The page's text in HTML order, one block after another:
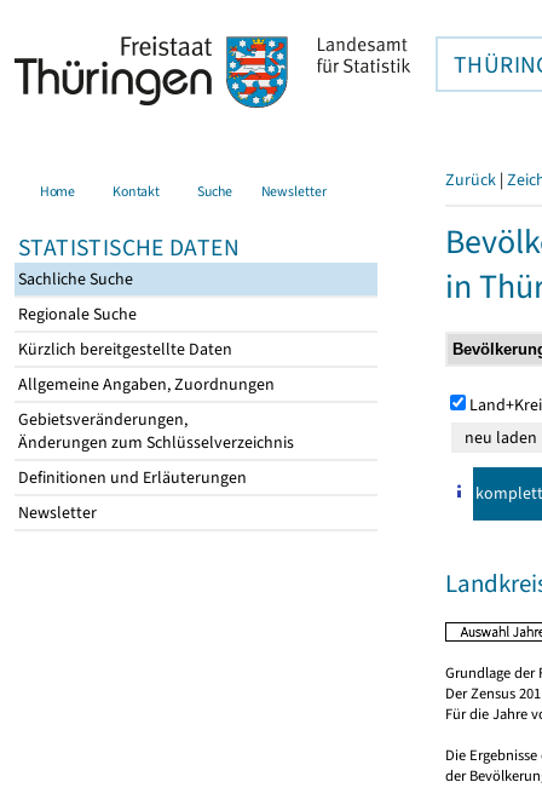
Home Kontakt Suche Newsletter
STATISTISCHE DATEN
Sachliche Suche
Regionale Suche
Kürzlich bereitgestellte Daten
Allgemeine Angaben, Zuordnungen
Gebietsveränderungen,
Änderungen zum Schlüsselverzeichnis
Definitionen und Erläuterungen
Newsletter
Zurück |
in
komplett
Grundlage der
Der Zensus
Für die Jahre
Die
der